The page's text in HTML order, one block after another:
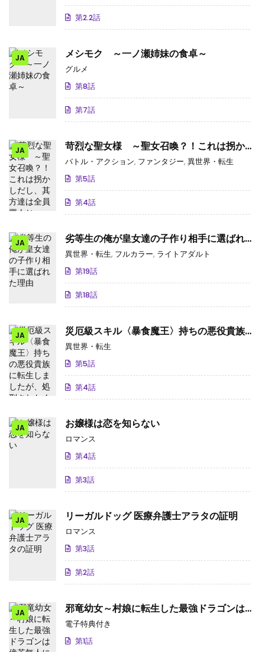
第2.2話
JA メシモク ～一ノ瀬姉妹の食卓～
グルメ
第8話
第7話
JA
苛烈な聖女様 ～聖女召喚？！これは拐かし
だし、其方達は全員罪人じゃ！！～
バトル・アクション, ファンタジー, 異世界・転生
第5話
第4話
JA
劣等生の俺が皇女達の子作り相手に選ばれた
理由
異世界・転生, フルカラー, ライトアダルト
第19話
第18話
JA
災厄級スキル〈暴食魔王〉持ちの悪役貴族に
転生しましたが、処刑されたくないのでスキ
ルを隠してひたすら努力します。
異世界・転生
第5話
第4話
JA お嬢様は恋を知らない
ロマンス
第4話
第3話
JA リーガルドッグ 医療弁護士アラタの証明
ロマンス
第3話
第2話
JA
邪竜幼女～村娘に転生した最強ドラゴンは傍
若無人に無双する～
電子特典付き
第1話